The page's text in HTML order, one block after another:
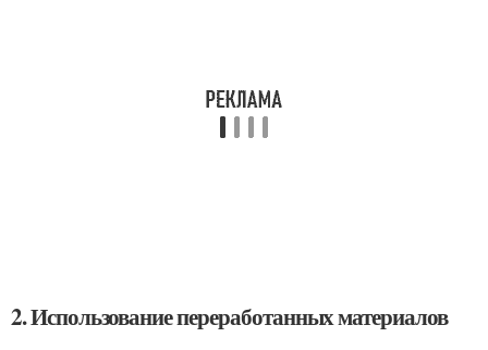
2. Использование переработанных материалов